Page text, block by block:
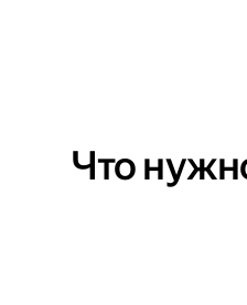
Что